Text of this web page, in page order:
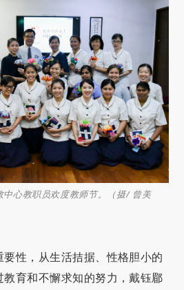
心教职员欢度教师节。（摄/ 曾美
性，从生活拮据、性格胆小的
育和不懈求知的努力，戴钰郿